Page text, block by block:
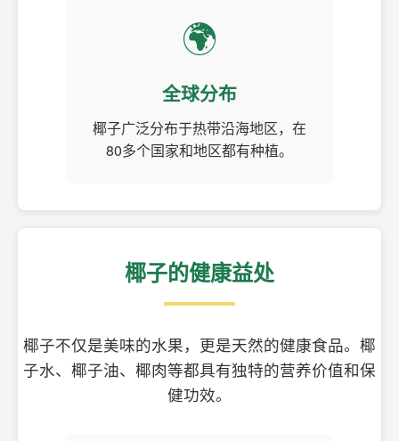
🌍
全球分布
椰子广泛分布于热带沿海地区，在
80多个国家和地区都有种植。
椰子的健康益处
椰子不仅是美味的水果，更是天然的健康食品。椰
子水、椰子油、椰肉等都具有独特的营养价值和保
健功效。